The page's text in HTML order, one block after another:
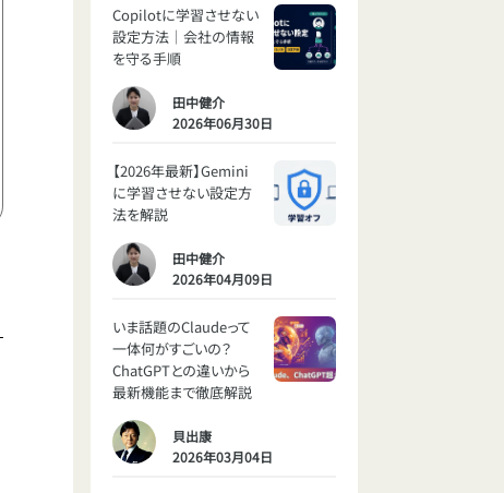
Copilotに学習させない
設定方法｜会社の情報
を守る手順
田中健介
2026年06月30日
【2026年最新】Gemini
に学習させない設定方
法を解説
田中健介
2026年04月09日
いま話題のClaudeって
一体何がすごいの？
ChatGPTとの違いから
最新機能まで徹底解説
貝出康
2026年03月04日